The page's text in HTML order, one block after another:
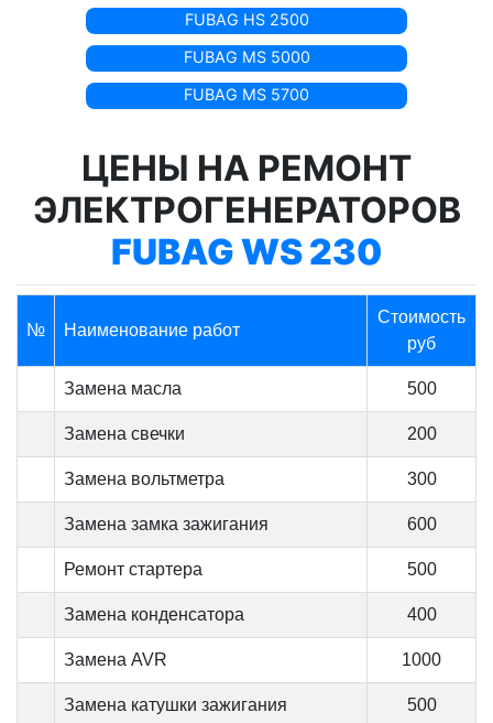
FUBAG HS 2500
FUBAG MS 5000
FUBAG MS 5700
ЦЕНЫ НА РЕМОНТ
ЭЛЕКТРОГЕНЕРАТОРОВ
FUBAG WS 230
№ Наименование работ
Стоимость
руб
Замена масла 500
Замена свечки 200
Замена вольтметра 300
Замена замка зажигания 600
Ремонт стартера 500
Замена конденсатора 400
Замена AVR 1000
Замена катушки зажигания 500